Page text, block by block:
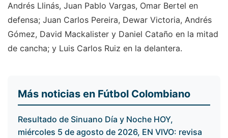
Andrés Llinás, Juan Pablo Vargas, Omar Bertel en
defensa; Juan Carlos Pereira, Dewar Victoria, Andrés
Gómez, David Mackalister y Daniel Cataño en la mitad
de cancha; y Luis Carlos Ruiz en la delantera.
Más noticias en Fútbol Colombiano
Resultado de Sinuano Día y Noche HOY,
miércoles 5 de agosto de 2026, EN VIVO: revisa